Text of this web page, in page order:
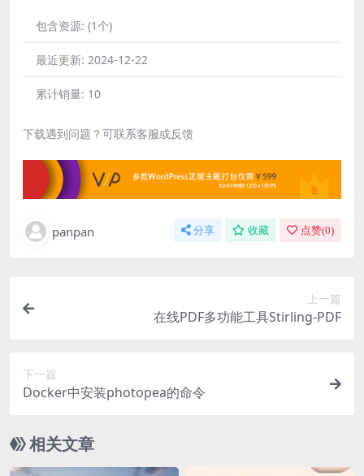
包含资源: (1个)
最近更新: 2024-12-22
累计销量: 10
下载遇到问题？可联系客服或反馈
panpan 分享 收藏 点赞(0)
上一篇
在线PDF多功能工具Stirling-PDF
下一篇
Docker中安装photopea的命令
相关文章